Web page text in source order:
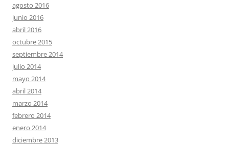
agosto 2016
junio 2016
abril 2016
octubre 2015
septiembre 2014
julio 2014
mayo 2014
abril 2014
marzo 2014
febrero 2014
enero 2014
diciembre 2013